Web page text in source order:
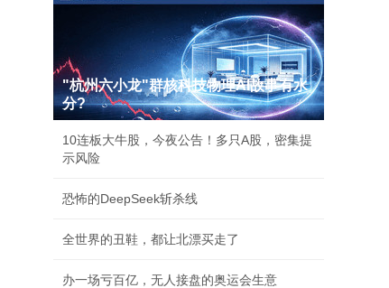
"杭州六小龙"群核科技物理AI故事有水
分?
10连板大牛股，今夜公告！多只A股，密集提
示风险
恐怖的DeepSeek斩杀线
全世界的丑鞋，都让北漂买走了
办一场亏百亿，无人接盘的奥运会生意